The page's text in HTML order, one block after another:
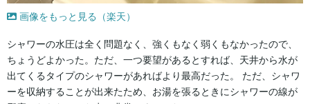
画像をもっと見る（楽天）
シャワーの水圧は全く問題なく、強くもなく弱くもなかったので、
ちょうどよかった。ただ、一つ要望があるとすれば、天井から水が
出てくるタイプのシャワーがあればより最高だった。 ただ、シャワ
ーを収納することが出来たため、お湯を張るときにシャワーの線が